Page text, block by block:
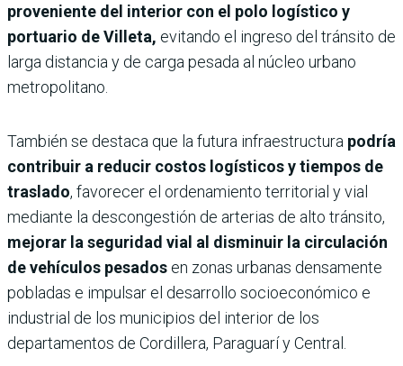
proveniente del interior con el polo logístico y
portuario de Villeta, evitando el ingreso del tránsito de
larga distancia y de carga pesada al núcleo urbano
metropolitano.
También se destaca que la futura infraestructura podría
contribuir a reducir costos logísticos y tiempos de
traslado, favorecer el ordenamiento territorial y vial
mediante la descongestión de arterias de alto tránsito,
mejorar la seguridad vial al disminuir la circulación
de vehículos pesados en zonas urbanas densamente
pobladas e impulsar el desarrollo socioeconómico e
industrial de los municipios del interior de los
departamentos de Cordillera, Paraguarí y Central.